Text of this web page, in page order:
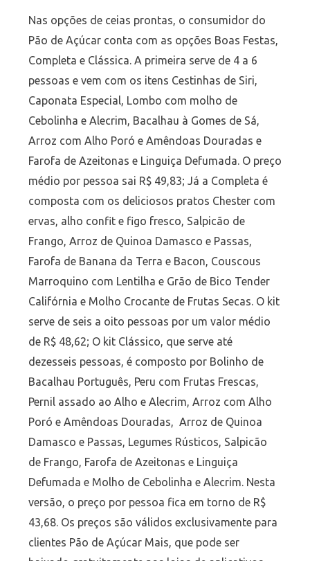
Nas opções de ceias prontas, o consumidor do
Pão de Açúcar conta com as opções Boas Festas,
Completa e Clássica. A primeira serve de 4 a 6
pessoas e vem com os itens Cestinhas de Siri,
Caponata Especial, Lombo com molho de
Cebolinha e Alecrim, Bacalhau à Gomes de Sá,
Arroz com Alho Poró e Amêndoas Douradas e
Farofa de Azeitonas e Linguiça Defumada. O preço
médio por pessoa sai R$ 49,83; Já a Completa é
composta com os deliciosos pratos Chester com
ervas, alho confit e figo fresco, Salpicão de
Frango, Arroz de Quinoa Damasco e Passas,
Farofa de Banana da Terra e Bacon, Couscous
Marroquino com Lentilha e Grão de Bico Tender
Califórnia e Molho Crocante de Frutas Secas. O kit
serve de seis a oito pessoas por um valor médio
de R$ 48,62; O kit Clássico, que serve até
dezesseis pessoas, é composto por Bolinho de
Bacalhau Português, Peru com Frutas Frescas,
Pernil assado ao Alho e Alecrim, Arroz com Alho
Poró e Amêndoas Douradas, Arroz de Quinoa
Damasco e Passas, Legumes Rústicos, Salpicão
de Frango, Farofa de Azeitonas e Linguiça
Defumada e Molho de Cebolinha e Alecrim. Nesta
versão, o preço por pessoa fica em torno de R$
43,68. Os preços são válidos exclusivamente para
clientes Pão de Açúcar Mais, que pode ser